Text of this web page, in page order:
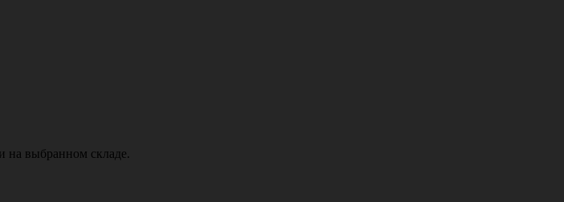
на выбранном складе.